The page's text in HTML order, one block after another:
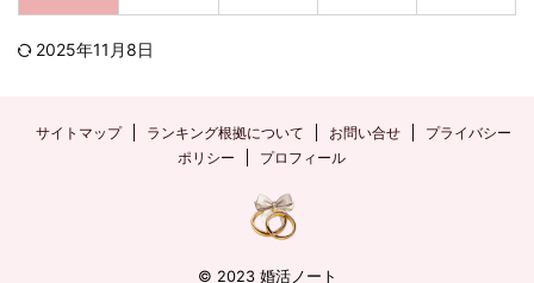
2025年11月8日
サイトマップ ランキング根拠について お問い合せ
プライバシー
ポリシー
プロフィール
© 2023 婚活ノート